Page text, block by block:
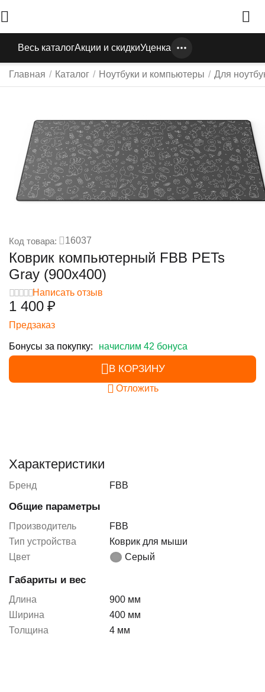
Весь каталогАкции и скидкиУценка
Главная / Каталог / Ноутбуки и компьютеры / Для
Код товара: 16037
Коврик компьютерный FBB PETs
Gray (900х400)
Написать отзыв
1 400 ₽
Предзаказ
Бонусы за покупку: начислим 42 бонуса
В КОРЗИНУ
Отложить
Характеристики
Бренд FBB
Общие параметры
Производитель
FBB
Тип устройства
Коврик для мыши
Цвет
Серый
Габариты и вес
Длина
900 мм
Ширина
400 мм
Толщина
4 мм